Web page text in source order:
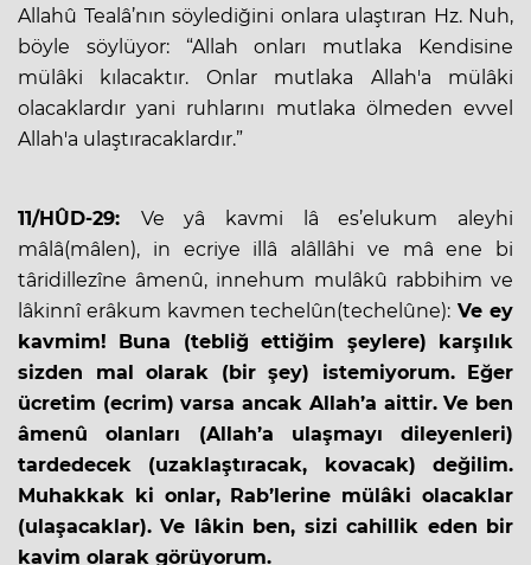
Allahû Tealâ’nın söylediğini onlara ulaştıran Hz. Nuh,
böyle söylüyor: “Allah onları mutlaka Kendisine
mülâki kılacaktır. Onlar mutlaka Allah'a mülâki
olacaklardır yani ruhlarını mutlaka ölmeden evvel
Allah'a ulaştıracaklardır.”
11/HÛD-29: Ve yâ kavmi lâ es’elukum aleyhi
mâlâ(mâlen), in ecriye illâ alâllâhi ve mâ ene bi
târidillezîne âmenû, innehum mulâkû rabbihim ve
lâkinnî erâkum kavmen techelûn(techelûne): Ve ey
kavmim! Buna (tebliğ ettiğim şeylere) karşılık
sizden mal olarak (bir şey) istemiyorum. Eğer
ücretim (ecrim) varsa ancak Allah’a aittir. Ve ben
âmenû olanları (Allah’a ulaşmayı dileyenleri)
tardedecek (uzaklaştıracak, kovacak) değilim.
Muhakkak ki onlar, Rab’lerine mülâki olacaklar
(ulaşacaklar). Ve lâkin ben, sizi cahillik eden bir
kavim olarak görüyorum.